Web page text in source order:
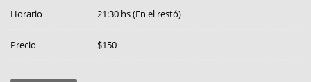
Horario 21:30 hs (En el restó)
Precio $150